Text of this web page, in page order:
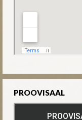
PROOVISAAL